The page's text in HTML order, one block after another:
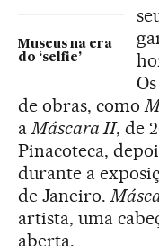
Museus na era
do ‘selfie’
de obras, como
aMáscara II, de
Pinacoteca,
durante a
de Janeiro.
artista, uma
aberta.